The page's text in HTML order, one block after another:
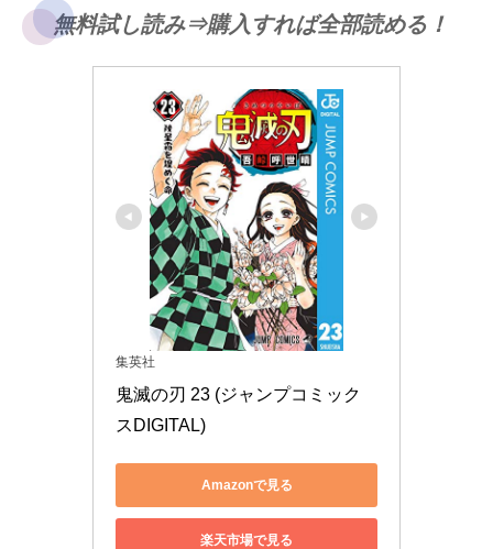
無料試し読み⇒購入すれば全部読める！
集英社
鬼滅の刃 23 (ジャンプコミック
スDIGITAL)
Amazonで見る
楽天市場で見る